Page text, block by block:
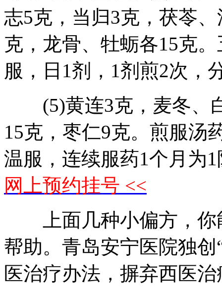
志5克，当归3克，茯苓
克，龙骨、牡蛎各15克
服，日1剂，1剂煎2次，
(5)黄连3克，麦冬、
15克，枣仁9克。煎服汤
温服，连续服药1个月为
网上预约挂号 <<
上面几种小偏方，你
帮助。青岛安宁医院独
医治疗办法，摒弃西医